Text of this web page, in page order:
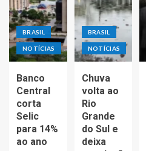
BRASIL
NOTÍCIAS
Banco
Central
corta
Selic
para 14%
ao ano
BRASIL
NOTÍCIAS
Chuva
volta ao
Rio
Grande
do Sul e
deixa